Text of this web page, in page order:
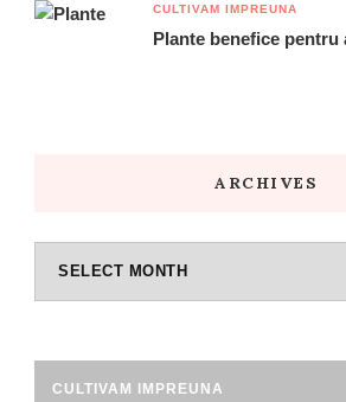
CULTIVAM IMPREUNA
Plante benefice pentru
ARCHIVES
CULTIVAM IMPREUNA